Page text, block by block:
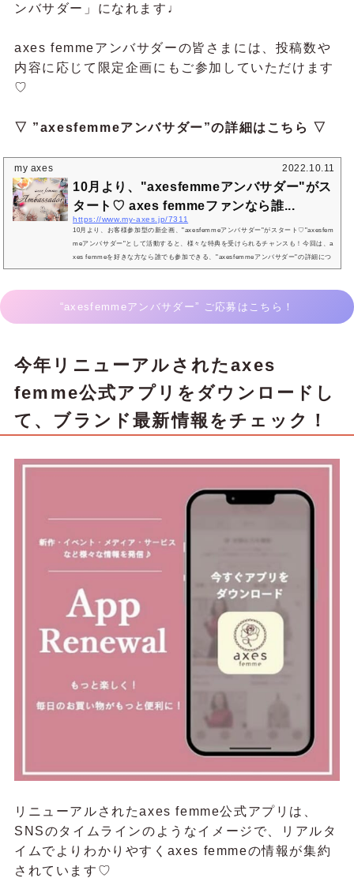
ンバサダー」になれます♩
axes femmeアンバサダーの皆さまには、投稿数や
内容に応じて限定企画にもご参加していただけます
♡
▽ ”axesfemmeアンバサダー”の詳細はこちら ▽
my axes 2022.10.11
10月より、"axesfemmeアンバサダー"がス
タート♡ axes femmeファンなら誰...
https://www.my-axes.jp/7311
10月より、お客様参加型の新企画、"axesfemmeアンバサダー"がスタート♡"axesfem
meアンバサダー"として活動すると、様々な特典を受けられるチャンスも！今回は、a
xes femmeを好きな方なら誰でも参加できる、"axesfemmeアンバサダー"の詳細につ
いてご紹介します♩10月からスタートする新企画、“axesfemmeアンバサダー ” と
観が...
“axesfemmeアンバサダー” ご応募はこちら！
今年リニューアルされたaxes
femme公式アプリをダウンロードし
て、ブランド最新情報をチェック！
リニューアルされたaxes femme公式アプリは、
SNSのタイムラインのようなイメージで、リアルタ
イムでよりわかりやすくaxes femmeの情報が集約
されています♡